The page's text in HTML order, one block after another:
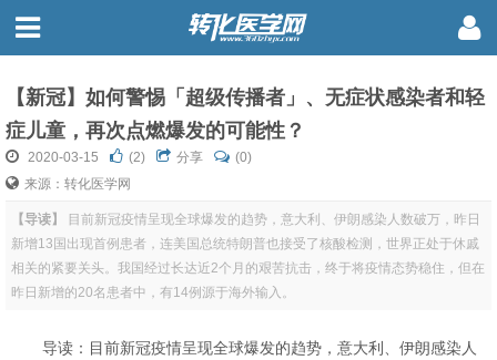
【新冠】如何警惕「超级传播者」、无症状感染者和轻
症儿童，再次点燃爆发的可能性？
2020-03-15 (2) 分享
(0)
来源：转化医学网
【导读】
目前新冠疫情呈现全球爆发的趋势，意大利、伊朗感染人数破万，昨日
新增13国出现首例患者，连美国总统特朗普也接受了核酸检测，世界正处于休戚
相关的紧要关头。我国经过长达近2个月的艰苦抗击，终于将疫情态势稳住，但在
昨日新增的20名患者中，有14例源于海外输入。
导读：目前新冠疫情呈现全球爆发的趋势，意大利、伊朗感染人